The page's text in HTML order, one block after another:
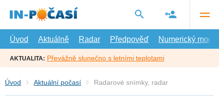
hlavní
Úvod
Aktuálně Radar Předpověď Numerický model
AKTUALITA: Převážně slunečno s letními teplotami
Úvod Aktuální počasí Radarové snímky, radar